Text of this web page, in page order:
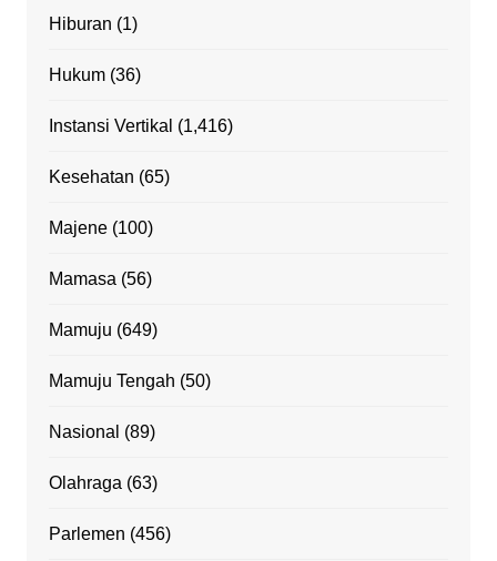
Hiburan (1)
Hukum(36)
Instansi Vertikal (1,416)
Kesehatan (65)
Majene(100)
Mamasa (56)
Mamuju (649)
Mamuju Tengah (50)
Nasional (89)
Olahraga (63)
Parlemen (456)